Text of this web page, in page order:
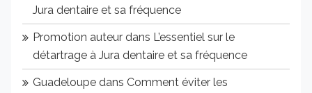
Jura dentaire et sa fréquence
Promotion auteur dans L’essentiel sur le
détartrage à Jura dentaire et sa fréquence
Guadeloupe dans Comment éviter les